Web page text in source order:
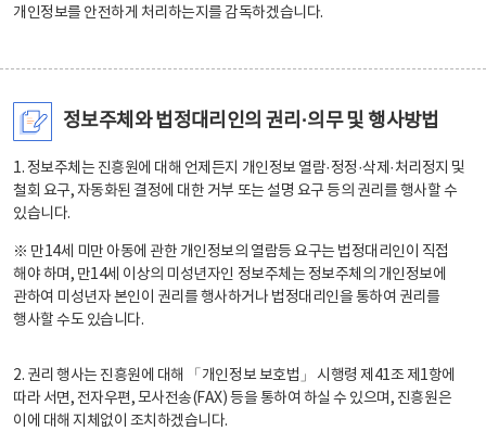
개인정보를 안전하게 처리하는지를 감독하겠습니다.
정보주체와 법정대리인의 권리·의무 및 행사방법
1. 정보주체는 진흥원에 대해 언제든지 개인정보 열람·정정·삭제·처리정지 및
철회 요구, 자동화된 결정에 대한 거부 또는 설명 요구 등의 권리를 행사할 수
있습니다.
※ 만14세 미만 아동에 관한 개인정보의 열람등 요구는 법정대리인이 직접
해야 하며, 만14세 이상의 미성년자인 정보주체는 정보주체의 개인정보에
관하여 미성년자 본인이 권리를 행사하거나 법정대리인을 통하여 권리를
행사할 수도 있습니다.
2. 권리 행사는 진흥원에 대해 「개인정보 보호법」 시행령 제41조 제1항에
따라 서면, 전자우편, 모사전송(FAX) 등을 통하여 하실 수 있으며, 진흥원은
이에 대해 지체없이 조치하겠습니다.